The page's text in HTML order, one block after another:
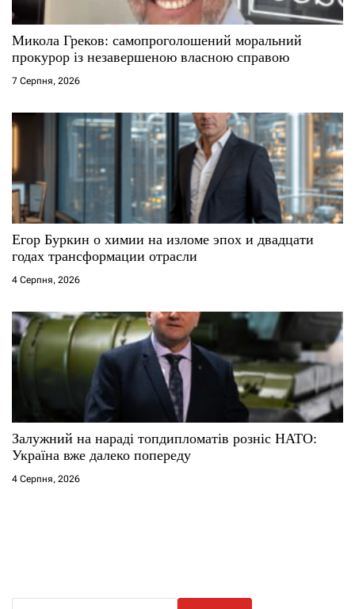
Микола Греков: самопроголошений моральний
прокурор із незавершеною власною справою
7 Серпня, 2026
Егор Буркин о химии на изломе эпох и двадцати
годах трансформации отрасли
4 Серпня, 2026
Залужний на нараді топдипломатів розніс НАТО:
Україна вже далеко попереду
4 Серпня, 2026